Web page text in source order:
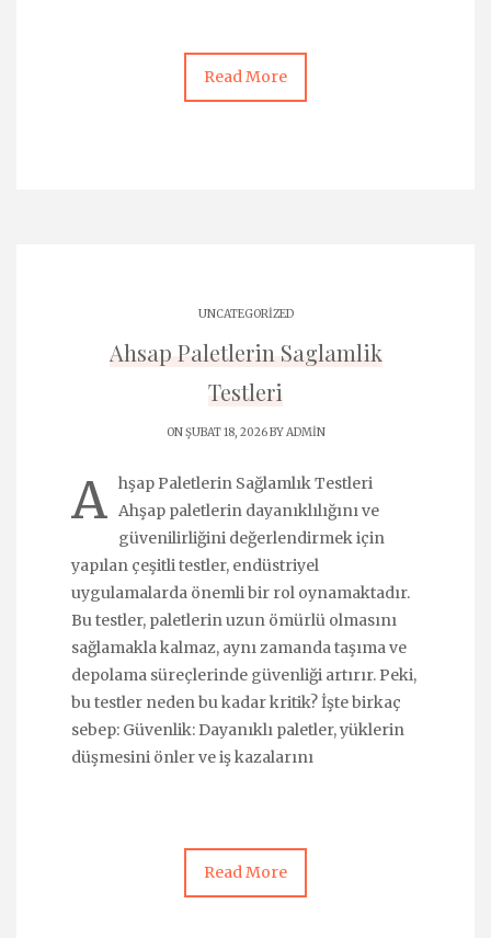
Read More
UNCATEGORIZED
Ahsap Paletlerin Saglamlik
Testleri
ON ŞUBAT 18, 2026 BYADMIN
A hşap Paletlerin Sağlamlık Testleri
Ahşap paletlerin dayanıklılığını ve
güvenilirliğini değerlendirmek için
yapılan çeşitli testler, endüstriyel
uygulamalarda önemli bir rol oynamaktadır.
Bu testler, paletlerin uzun ömürlü olmasını
sağlamakla kalmaz, aynı zamanda taşıma ve
depolama süreçlerinde güvenliği artırır. Peki,
bu testler neden bu kadar kritik? İşte birkaç
sebep: Güvenlik: Dayanıklı paletler, yüklerin
düşmesini önler ve iş kazalarını
Read More